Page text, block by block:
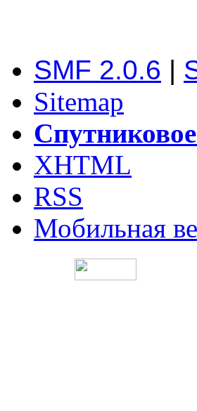
SMF 2.0.6 |
Sitemap
XHTML
RSS
Мобильная